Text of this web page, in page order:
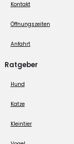
Kontakt
Öffnungszeiten
Anfahrt
Ratgeber
Hund
Katze
Kleintier